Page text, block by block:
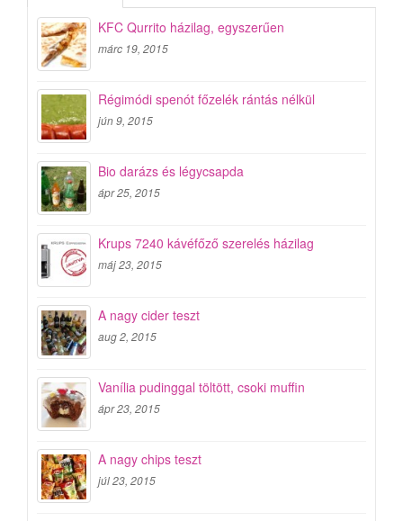
KFC Qurrito házilag, egyszerűen
márc 19, 2015
Régimódi spenót főzelék rántás nélkül
jún 9, 2015
Bio darázs és légycsapda
ápr 25, 2015
Krups 7240 kávéfőző szerelés házilag
máj 23, 2015
A nagy cider teszt
aug 2, 2015
Vanília pudinggal töltött, csoki muffin
ápr 23, 2015
A nagy chips teszt
júl 23, 2015